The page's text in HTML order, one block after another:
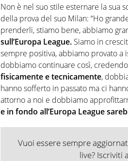
Non è nel suo stile esternare la sua
della prova del suo Milan: “Ho
prenderli, stiamo bene, abbiamo
sull’Europa League. Siamo in
sempre positiva, abbiamo provato a
dobbiamo continuare così,
fisicamente e tecnicamente,
hanno sofferto in passato ma ci
attorno a noi e dobbiamo
e in fondo all’Europa League
Vuoi essere sempre
live? Iscriviti